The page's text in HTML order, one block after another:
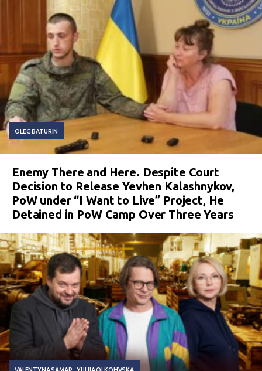
OLEG BATURIN
Enemy There and Here. Despite Court
Decision to Release Yevhen Kalashnykov,
PoW under “I Want to Live” Project, He
Detained in PoW Camp Over Three Years